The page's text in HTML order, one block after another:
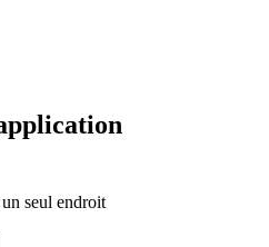
seul endroit